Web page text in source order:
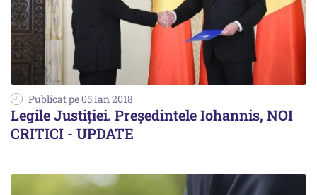
Publicat pe 05 Ian 2018
Legile Justiției. Președintele Iohannis, NOI
CRITICI - UPDATE